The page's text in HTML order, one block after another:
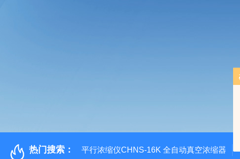
热门搜索： 平行浓缩仪CHNS-16K 全自动真空浓缩器